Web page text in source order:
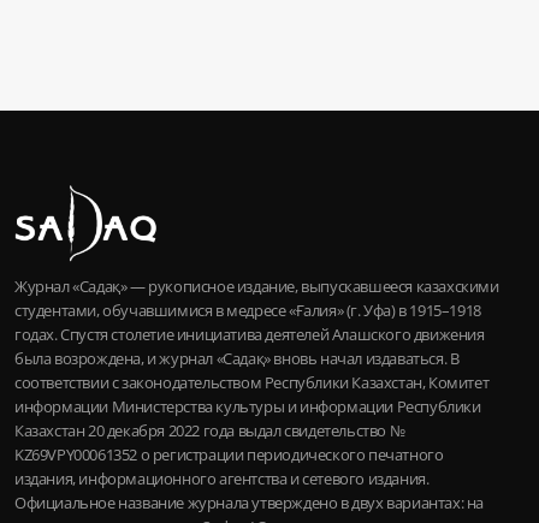
Журнал «Садақ» — рукописное издание, выпускавшееся казахскими
студентами, обучавшимися в медресе «Ғалия» (г. Уфа) в 1915–1918
годах. Спустя столетие инициатива деятелей Алашского движения
была возрождена, и журнал «Садақ» вновь начал издаваться. В
соответствии с законодательством Республики Казахстан, Комитет
информации Министерства культуры и информации Республики
Казахстан 20 декабря 2022 года выдал свидетельство №
KZ69VPY00061352 о регистрации периодического печатного
издания, информационного агентства и сетевого издания.
Официальное название журнала утверждено в двух вариантах: на